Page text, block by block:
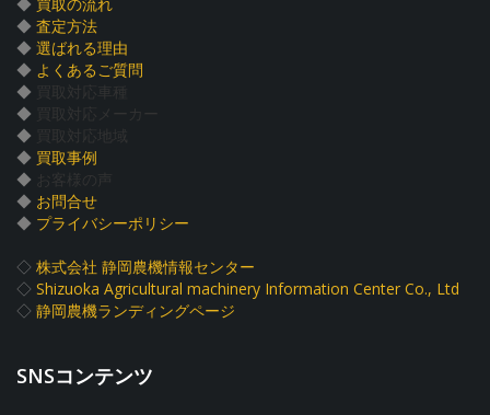
◆ 査定方法
◆ 選ばれる理由
◆ よくあるご質問
◆
買取対応車種
◆
買取対応メーカー
◆
買取対応地域
◆ 買取事例
◆ お客様の声
◆ お問合せ
◆ プライバシーポリシー
◇ 株式会社 静岡農機情報センター
◇ Shizuoka Agricultural machinery Information Center Co., Ltd
◇ 静岡農機ランディングページ
SNSコンテンツ